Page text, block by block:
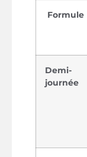
Formule
Demi-
journée